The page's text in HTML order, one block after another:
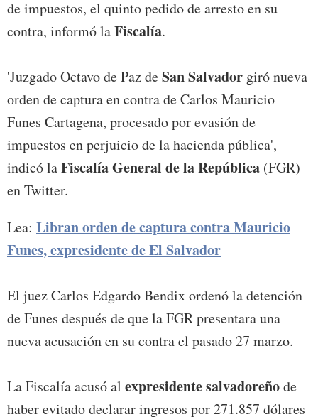
de impuestos, el quinto pedido de arresto en su
contra, informó laFiscalía.
'Juzgado Octavo de Paz deSan Salvador giró nueva
orden de captura en contra de Carlos Mauricio
Funes Cartagena, procesado por evasión de
impuestos en perjuicio de la hacienda pública',
indicó laFiscalía General de la República (FGR)
en Twitter.
Lea: Libran orden de captura contra Mauricio
Funes, expresidente de El Salvador
El juez Carlos Edgardo Bendix ordenó la detención
de Funes después de que la FGR presentara una
nueva acusación en su contra el pasado 27 marzo.
La Fiscalía acusó al expresidente salvadoreñode
haber evitado declarar ingresos por 271.857 dólares